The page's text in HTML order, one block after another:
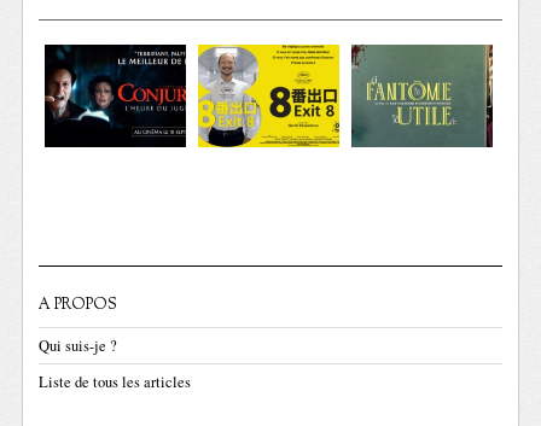
A PROPOS
Qui suis-je ?
Liste de tous les articles